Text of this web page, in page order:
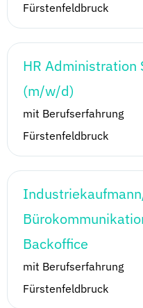
Fürstenfeldbruck
HR Administration
(m/w/d)
mit Berufserfahrung
Fürstenfeldbruck
Backoffice
mit Berufserfahrung
Fürstenfeldbruck